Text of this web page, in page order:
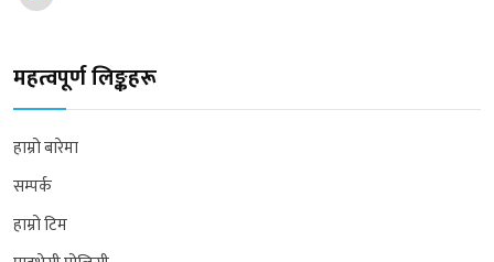
महत्वपूर्ण लिङ्कहरू
हाम्रो बारेमा
सम्पर्क
हाम्रो टिम